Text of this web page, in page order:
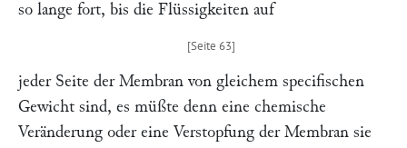
so lange fort, bis die Flüssigkeiten auf
jeder Seite der Membran von gleichem specifischen
Gewicht sind, es müßte denn eine chemische
Veränderung oder eine Verstopfung der Membran sie